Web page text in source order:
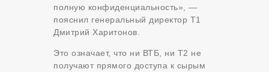
полную конфиденциальность», —
пояснил генеральный директор Т1
Дмитрий Харитонов.
Это означает, что ни ВТБ, ни Т2 не
получают прямого доступа к сырым